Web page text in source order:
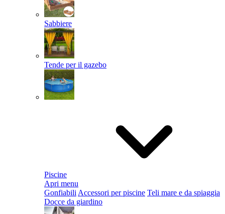
Sabbiere
Tende per il gazebo
Piscine
Apri menu
Gonfiabili Accessori per piscine Teli mare e da spiaggia
Docce da giardino